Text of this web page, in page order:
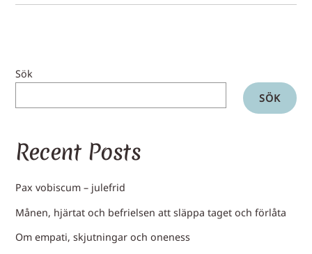
Sök
SÖK
Recent Posts
Pax vobiscum – julefrid
Månen, hjärtat och befrielsen att släppa taget och förlåta
Om empati, skjutningar och oneness